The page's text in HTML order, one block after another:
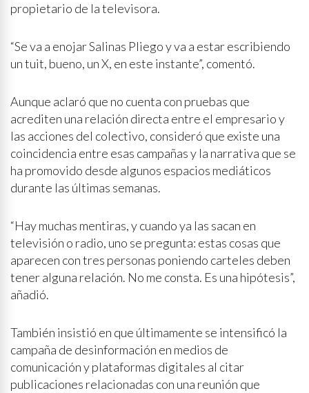
propietario de la televisora.
“Se va a enojar Salinas Pliego y va a estar escribiendo
un tuit, bueno, un X, en este instante”, comentó.
Aunque aclaró que no cuenta con pruebas que
acrediten una relación directa entre el empresario y
las acciones del colectivo, consideró que existe una
coincidencia entre esas campañas y la narrativa que se
ha promovido desde algunos espacios mediáticos
durante las últimas semanas.
“Hay muchas mentiras, y cuando ya las sacan en
televisión o radio, uno se pregunta: estas cosas que
aparecen con tres personas poniendo carteles deben
tener alguna relación. No me consta. Es una hipótesis”,
añadió.
También insistió en que últimamente se intensificó la
campaña de desinformación en medios de
comunicación y plataformas digitales al citar
publicaciones relacionadas con una reunión que